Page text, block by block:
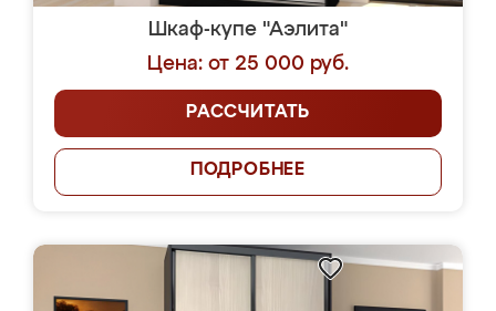
Шкаф-купе "Аэлита"
Цена: от 25 000 руб.
РАССЧИТАТЬ
ПОДРОБНЕЕ